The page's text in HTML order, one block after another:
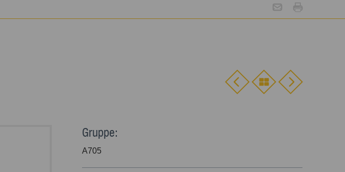
Gruppe:
A705